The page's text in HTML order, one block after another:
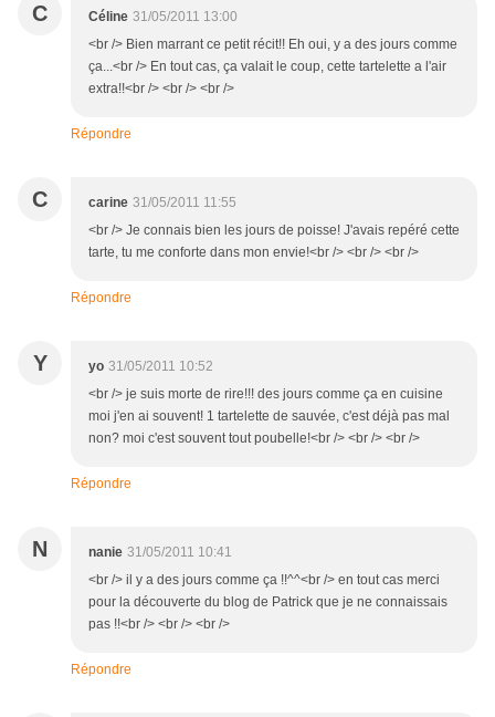
C Céline 31/05/2011 13:00
<br /> Bien marrant ce petit récit!! Eh oui, y a des jours comme
ça...<br /> En tout cas, ça valait le coup, cette tartelette a l'air
extra!!<br /> <br /> <br />
Répondre
C carine 31/05/2011 11:55
<br /> Je connais bien les jours de poisse! J'avais repéré cette
tarte, tu me conforte dans mon envie!<br /> <br /> <br />
Répondre
Y yo 31/05/2011 10:52
<br /> je suis morte de rire!!! des jours comme ça en cuisine
moi j'en ai souvent! 1 tartelette de sauvée, c'est déjà pas mal
non? moi c'est souvent tout poubelle!<br /> <br /> <br />
Répondre
N nanie 31/05/2011 10:41
<br /> il y a des jours comme ça !!^^<br /> en tout cas merci
pour la découverte du blog de Patrick que je ne connaissais
pas !!<br /> <br /> <br />
Répondre